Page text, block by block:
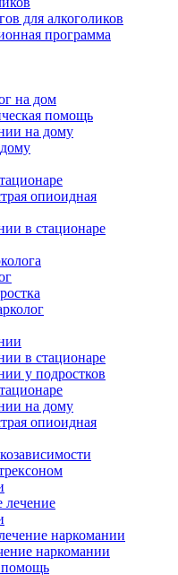
для алкоголиков
программа
на дом
помощь
на дому
опиоидная
в стационаре
в стационаре
у подростков
на дому
опиоидная
лечение
наркомании
наркомании
помощь